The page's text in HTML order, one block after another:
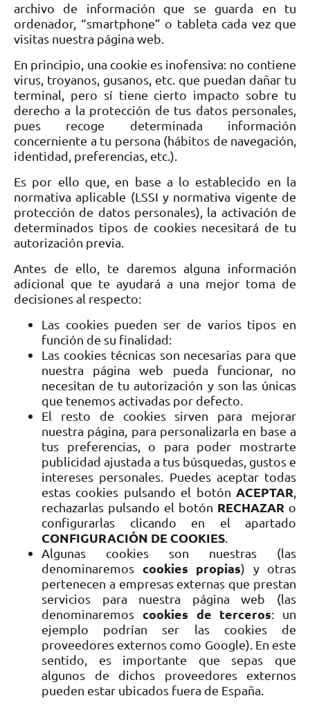
archivo de información que se guarda en tu
ordenador, “smartphone” o tableta cada vez que
visitas nuestra página web.
En principio, una cookie es inofensiva: no contiene
virus, troyanos, gusanos, etc. que puedan dañar tu
terminal, pero sí tiene cierto impacto sobre tu
derecho a la protección de tus datos personales,
pues recoge determinada información
concerniente a tu persona (hábitos de navegación,
identidad, preferencias, etc.).
Es por ello que, en base a lo establecido en la
normativa aplicable (LSSI y normativa vigente de
protección de datos personales), la activación de
determinados tipos de cookies necesitará de tu
autorización previa.
Antes de ello, te daremos alguna información
adicional que te ayudará a una mejor toma de
decisiones al respecto:
Las cookies pueden ser de varios tipos en
función de su finalidad:
Las cookies técnicas son necesarias para que
nuestra página web pueda funcionar, no
necesitan de tu autorización y son las únicas
que tenemos activadas por defecto.
El resto de cookies sirven para mejorar
nuestra página, para personalizarla en base a
tus preferencias, o para poder mostrarte
publicidad ajustada a tus búsquedas, gustos e
intereses personales. Puedes aceptar todas
estas cookies pulsando el botón ACEPTAR
rechazarlas pulsando el botón RECHAZAR o
configurarlas clicando en el apartado
CONFIGURACIÓN DE COOKIES
Algunas cookies son nuestras (las
denominaremos cookies propias) y otras
pertenecen a empresas externas que prestan
servicios para nuestra página web (las
denominaremos cookies de terceros: un
ejemplo podrían ser las cookies de
proveedores externos como Google). En este
sentido, es importante que sepas que
algunos de dichos proveedores externos
pueden estar ubicados fuera de España.